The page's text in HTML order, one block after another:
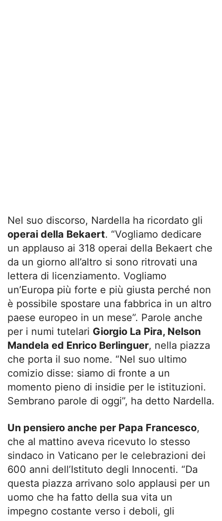
Nel suo discorso, Nardella ha ricordato gli
operai della Bekaert. “Vogliamo dedicare
un applauso ai 318 operai della Bekaert che
da un giorno all’altro si sono ritrovati una
lettera di licenziamento. Vogliamo
un’Europa più forte e più giusta perché non
è possibile spostare una fabbrica in un altro
paese europeo in un mese”. Parole anche
per i numi tutelari Giorgio La Pira, Nelson
Mandela ed Enrico Berlinguer, nella piazza
che porta il suo nome. “Nel suo ultimo
comizio disse: siamo di fronte a un
momento pieno di insidie per le istituzioni.
Sembrano parole di oggi”, ha detto Nardella.
Un pensiero anche per Papa Francesco,
che al mattino aveva ricevuto lo stesso
sindaco in Vaticano per le celebrazioni dei
600 anni dell’Istituto degli Innocenti. “Da
questa piazza arrivano solo applausi per un
uomo che ha fatto della sua vita un
impegno costante verso i deboli, gli